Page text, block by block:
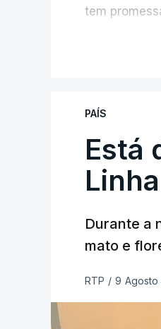
tem
ERRO
PAÍS
Está
Durante a
mato e
RTP / 9 Agosto